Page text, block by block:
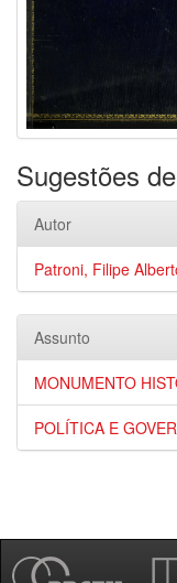
Sugestões
Autor
Patroni, Filipe
Assunto
MONUMENTO
POLÍTICA E